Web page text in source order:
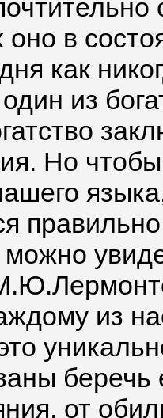
оно в
как
из
Но
можно
из
беречь
от